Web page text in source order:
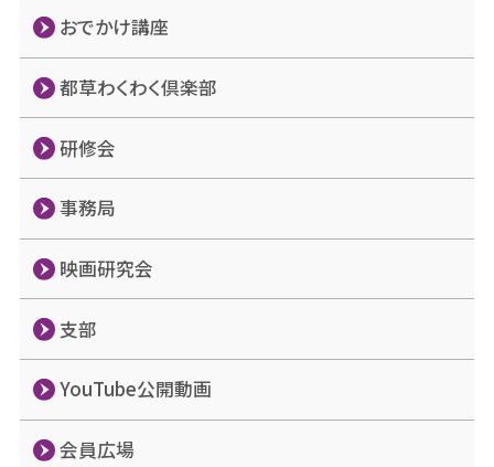
おでかけ講座
都草わくわく倶楽部
研修会
事務局
映画研究会
支部
YouTube公開動画
会員広場